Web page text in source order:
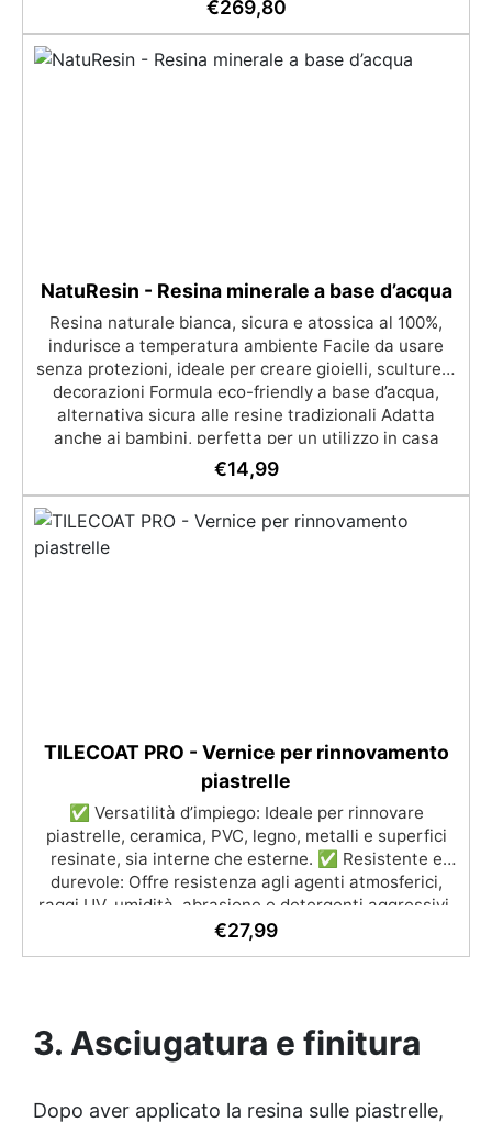
alla finitura protettiva antigraffio. ✅ Risultati
professionali: Sistema autolivellante, resistente ai
raggi UV, duraturo e con finitura lucida o satinata. ✅
€269,80
NatuResin - Resina minerale a base d’acqua
Resina naturale bianca, sicura e atossica al 100%,
indurisce a temperatura ambiente Facile da usare
senza protezioni, ideale per creare gioielli, sculture e
decorazioni Formula eco-friendly a base d’acqua,
alternativa sicura alle resine tradizionali Adatta
anche ai bambini, perfetta per un utilizzo in casa
senza rischi Multiuso e versatile, pronta in soli 30
minuti per creazioni rapide e personalizzabili.
€14,99
TILECOAT PRO - Vernice per rinnovamento
piastrelle
✅ Versatilità d’impiego: Ideale per rinnovare
piastrelle, ceramica, PVC, legno, metalli e superfici
resinate, sia interne che esterne. ✅ Resistente e
durevole: Offre resistenza agli agenti atmosferici,
raggi UV, umidità, abrasione e detergenti aggressivi.
✅ Finitura satinata ed estetica elegante: Disponibile
duratura. ✅ Certificato per sicurezza: Conforme alle
normative HACCP e marcatura CE secondo EN 1504-
€27,99
3. Asciugatura e finitura
Dopo aver applicato la resina sulle piastrelle,